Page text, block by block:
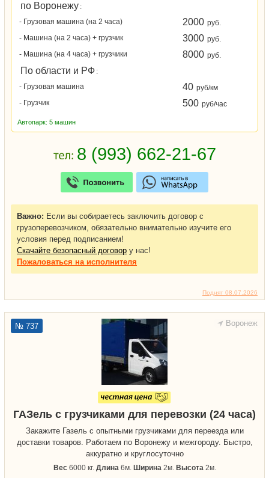
Поднят 08.07.2026
по Воронежу :
- Грузовая машина (на 2 часа)
2000 руб.
- Машина (на 2 часа) + грузчик
3000 руб.
- Машина (на 4 часа) + грузчики
8000 руб.
По области и РФ :
- Грузовая машина
40 руб/км
- Грузчик
500 руб/час
Автопарк: 5 машин
Важно: Если вы собираетесь заключить договор с
грузоперевозчиком, обязательно внимательно изучите его
условия перед подписанием!
Скачайте безопасный договор у нас!
Пожаловаться на исполнителя
Воронеж
№ 737
ГАЗель с грузчиками для перевозки (24 часа)
Закажите Газель с опытными грузчиками для переезда или
доставки товаров. Работаем по Воронежу и межгороду. Быстро,
аккуратно и круглосуточно
Вес6000 кг. Длина 6м. Ширина 2м. Высота 2м.